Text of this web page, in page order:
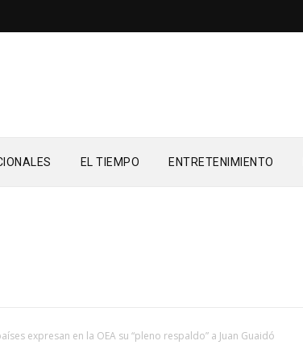
EL TIEMPO ENTRETENIMIENTO
expresan en la OEA su “pleno respaldo” a Juan Guaidó